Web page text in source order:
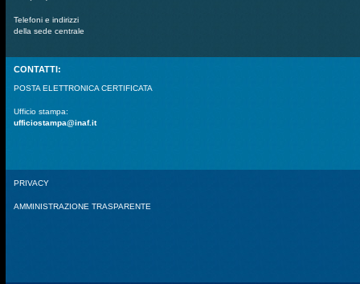
Telefoni e indirizzi
della sede centrale
CONTATTI:
POSTA ELETTRONICA CERTIFICATA
Ufficio stampa:
ufficiostampa@inaf.it
PRIVACY
AMMINISTRAZIONE TRASPARENTE